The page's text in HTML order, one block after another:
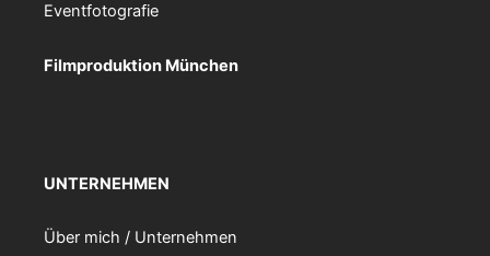
Eventfotografie
Filmproduktion München
UNTERNEHMEN
Über mich / Unternehmen